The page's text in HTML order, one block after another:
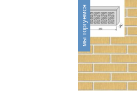
мы торгуемся